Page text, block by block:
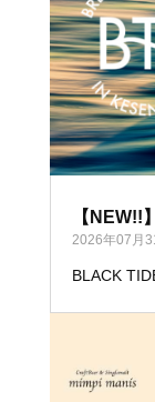
【NEW!!
2026年07月
BLACK